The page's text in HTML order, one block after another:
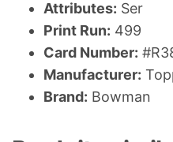
Attributes: Ser
Print Run: 499
Card Number:
Manufacturer:
Brand: Bowman